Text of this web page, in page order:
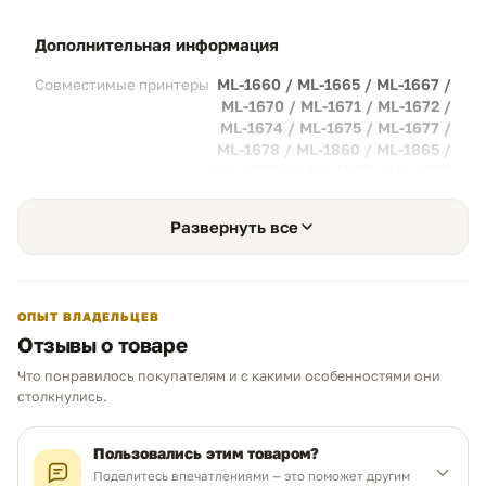
соответствует заводским стандартам
Samsung для S-серий.
Рациональная цена
принтера. Получайте качественный
текстовый и графический результат при
переплат за бренд, выбирая надежную и
проверенную альтернативу.
03 Интеллектуальный чип
дополнительная информация
Совместимые принтеры ML-1660 / ML-1665 / ML-1667 /
ML-1670 / ML-1671 / ML-1672 /
ML-1674 / ML-1675 / ML-1677 /
ML-1678 / ML-1860 / ML-1865 /
Развернуть все
ОПЫТ ВЛАДЕЛЬЦЕВ
Отзывы о товаре
Что понравилось покупателям и с какими особенностями они
столкнулись.
Пользовались этим товаром?
Поделитесь впечатлениями — это поможет другим
Ответим в рабочее время